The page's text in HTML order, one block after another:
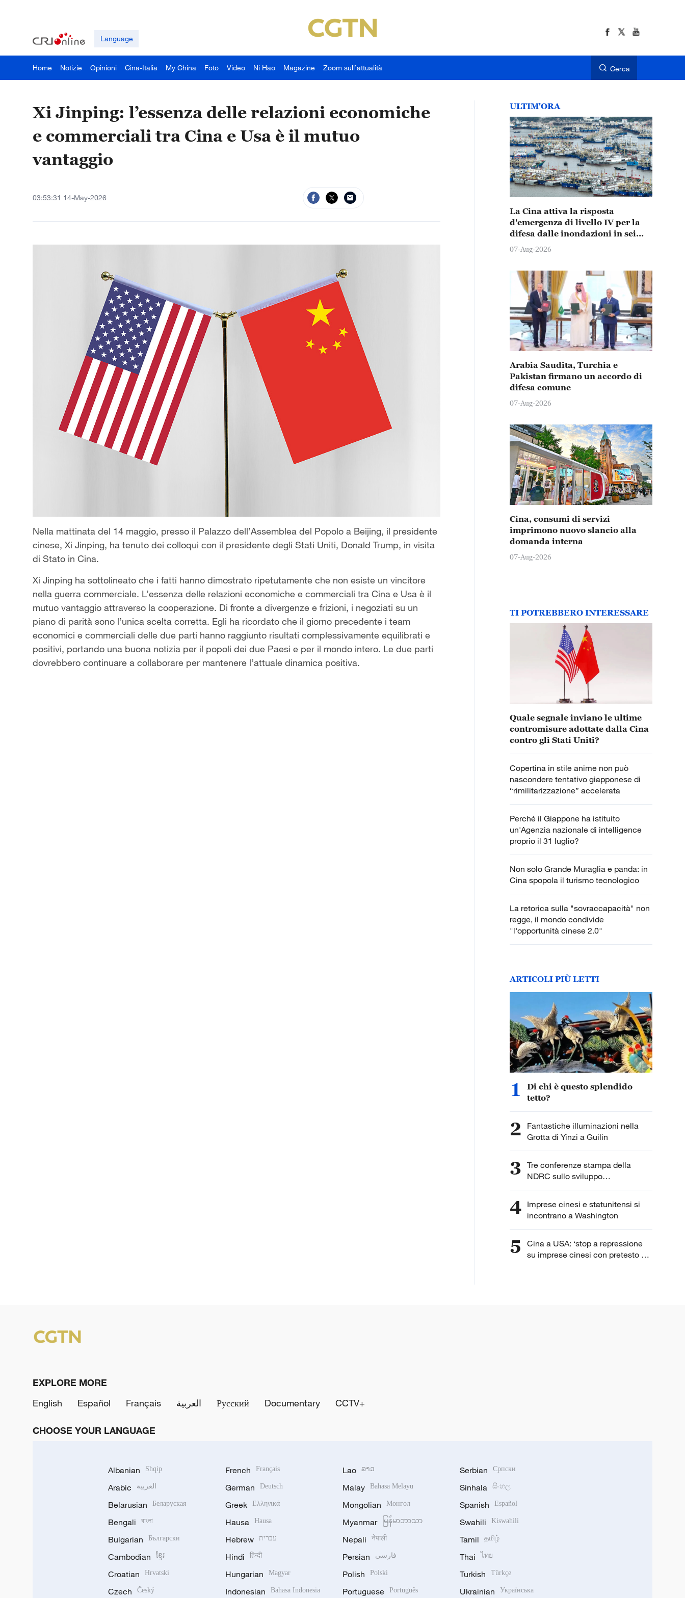
Language
Home Notizie Opinioni Cina-Italia My China Foto Video Ni Hao Magazine Zoom sull’attualità Cerca
Xi Jinping: l’essenza delle relazioni economiche
e commerciali tra Cina e Usa è il mutuo
vantaggio
03:53:31 14-May-2026
Nella mattinata del 14 maggio, presso il Palazzo dell’Assemblea del Popolo a Beijing, il presidente
cinese, Xi Jinping, ha tenuto dei colloqui con il presidente degli Stati Uniti, Donald Trump, in visita
di Stato in Cina.
Xi Jinping ha sottolineato che i fatti hanno dimostrato ripetutamente che non esiste un vincitore
nella guerra commerciale. L’essenza delle relazioni economiche e commerciali tra Cina e Usa è il
mutuo vantaggio attraverso la cooperazione. Di fronte a divergenze e frizioni, i negoziati su un
piano di parità sono l’unica scelta corretta. Egli ha ricordato che il giorno precedente i team
economici e commerciali delle due parti hanno raggiunto risultati complessivamente equilibrati e
positivi, portando una buona notizia per il popoli dei due Paesi e per il mondo intero. Le due parti
dovrebbero continuare a collaborare per mantenere l’attuale dinamica positiva.
ULTIM'ORA
La Cina attiva la risposta
d'emergenza di livello IV per la
difesa dalle inondazioni in sei
province e città
07-Aug-2026
Arabia Saudita, Turchia e
Pakistan firmano un accordo di
difesa comune
07-Aug-2026
Cina, consumi di servizi
imprimono nuovo slancio alla
domanda interna
07-Aug-2026
TI POTREBBERO INTERESSARE
Quale segnale inviano le ultime
contromisure adottate dalla Cina
contro gli Stati Uniti?
Copertina in stile anime non può
nascondere tentativo giapponese di
“rimilitarizzazione” accelerata
Perché il Giappone ha istituito
un'Agenzia nazionale di intelligence
proprio il 31 luglio?
Non solo Grande Muraglia e panda: in
Cina spopola il turismo tecnologico
La retorica sulla "sovraccapacità" non
regge, il mondo condivide
"l'opportunità cinese 2.0"
ARTICOLI PIÙ LETTI
1
Di chi è questo splendido
tetto?
2
Fantastiche illuminazioni nella
Grotta di Yinzi a Guilin
3 Tre conferenze stampa della
NDRC sullo sviluppo
dell'intelligenza artificiale
4 Imprese cinesi e statunitensi si
incontrano a Washington
5
Cina a USA: ‘stop a repressione
su imprese cinesi con pretesto di
EXPLORE MORE
English
Español Français العربية Русский Documentary CCTV+
CHOOSE YOUR LANGUAGE
Albanian Shqip
Arabic العربية
Belarusian Беларуская
Bengali বাংলা
Bulgarian Български
Cambodian ខ្មែរ
Croatian Hrvatski
Czech Český
French Français
German Deutsch
Greek Ελληνικά
Hausa Hausa
Hebrew עברית
Hindi हिन्दी
Hungarian Magyar
Indonesian Bahasa Indonesia
Lao ລາວ
Malay Bahasa Melayu
Mongolian Монгол
Myanmar မြန်မာဘာသာ
Nepali नेपाली
Persian فارسی
Polish Polski
Portuguese Português
Serbian Српски
Sinhala සිංහල
Spanish Español
Swahili Kiswahili
Tamil தமிழ்
Thai ไทย
Turkish Türkçe
Ukrainian Українська